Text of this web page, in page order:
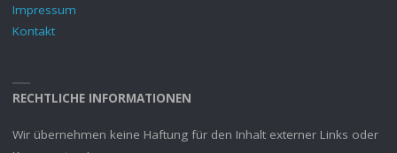
Impressum
Kontakt
RECHTLICHE INFORMATIONEN
Wir übernehmen keine Haftung für den Inhalt externer Links oder